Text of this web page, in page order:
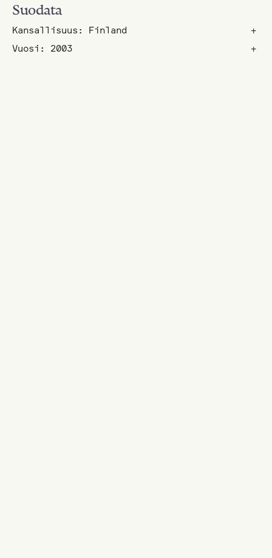
Suodata
Kansallisuus: Finland
+
Vuosi: 2003
+